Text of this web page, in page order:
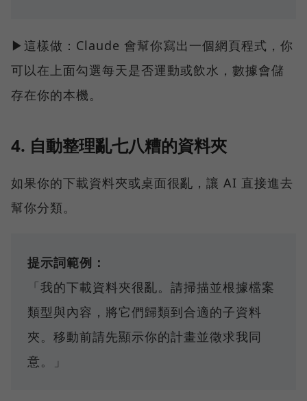
▶這樣做：Claude 會幫你寫出一個網頁程式，你
可以在上面勾選每天是否運動或飲水，數據會儲
存在你的本機。
4. 自動整理亂七八糟的資料夾
如果你的下載資料夾或桌面很亂，讓 AI 直接進去
幫你分類。
提示詞範例：
「我的下載資料夾很亂。請掃描並根據檔案
類型與內容，將它們歸類到合適的子資料
夾。移動前請先顯示你的計畫並徵求我同
意。」